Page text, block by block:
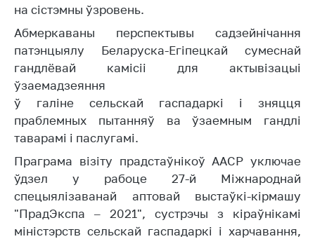
Прымяненне мер
нетарыфнага
рэгулявання
Біржавы гандаль
Навіны
Звярнуцца ў МАРГ
Асабісты прыем
грамадзян і юр.
асоб
Прамая
тэлефонная лінія
на сістэмны ўзровень.
Абмеркаваны перспектывы садзейнічання
патэнцыялу Беларуска-Егіпецкай сумеснай
гандлёвай камісіі для актывізацыі
ўзаемадзеяння
ў галіне сельскай гаспадаркі і зняцця
праблемных пытанняў ва ўзаемным гандлі
таварамі і паслугамі.
Праграма візіту прадстаўнікоў ААСР уключае
ўдзел у рабоце 27-й Міжнароднай
спецыялізаванай аптовай выстаўкі-кірмашу
"ПрадЭкспа – 2021", сустрэчы з кіраўнікамі
міністэрств сельскай гаспадаркі і харчавання,